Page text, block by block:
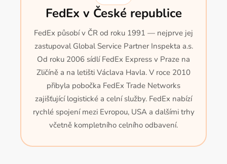
FedEx v České republice
FedEx působí v ČR od roku 1991 — nejprve jej
zastupoval Global Service Partner Inspekta a.s.
Od roku 2006 sídlí FedEx Express v Praze na
Zličíně a na letišti Václava Havla. V roce 2010
přibyla pobočka FedEx Trade Networks
zajišťující logistické a celní služby. FedEx nabízí
rychlé spojení mezi Evropou, USA a dalšími trhy
včetně kompletního celního odbavení.